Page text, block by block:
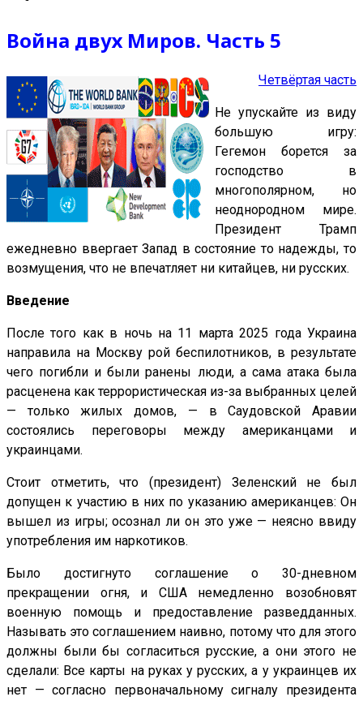
Война двух Миров. Часть 5
Четвёртая часть
Не упускайте из виду
большую игру:
Гегемон борется за
господство в
многополярном, но
неоднородном мире.
Президент Трамп
ежедневно ввергает Запад в состояние то надежды, то
возмущения, что не впечатляет ни китайцев, ни русских.
Введение
После того как в ночь на 11 марта 2025 года Украина
направила на Москву рой беспилотников, в результате
чего погибли и были ранены люди, а сама атака была
расценена как террористическая из-за выбранных целей
— только жилых домов, — в Саудовской Аравии
состоялись переговоры между американцами и
украинцами.
Стоит отметить, что (президент) Зеленский не был
допущен к участию в них по указанию американцев: Он
вышел из игры; осознал ли он это уже — неясно ввиду
употребления им наркотиков.
Было достигнуто соглашение о 30-дневном
прекращении огня, и США немедленно возобновят
военную помощь и предоставление разведданных.
Называть это соглашением наивно, потому что для этого
должны были бы согласиться русские, а они этого не
сделали: Все карты на руках у русских, а у украинцев их
нет — согласно первоначальному сигналу президента